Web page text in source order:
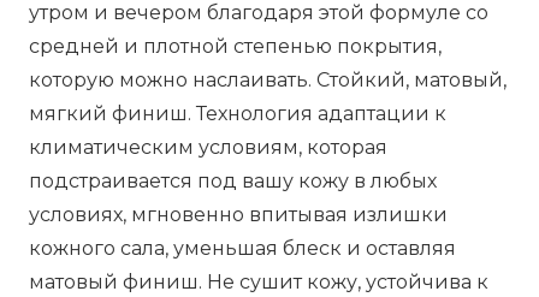
Neutral,
32
мл
утром и вечером благодаря этой формуле со
средней и плотной степенью покрытия,
которую можно наслаивать. Стойкий, матовый,
мягкий финиш. Технология адаптации к
климатическим условиям, которая
подстраивается под вашу кожу в любых
условиях, мгновенно впитывая излишки
кожного сала, уменьшая блеск и оставляя
матовый финиш. Не сушит кожу, устойчива к